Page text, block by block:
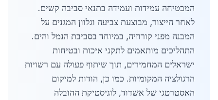
המבטיחה עמידות ועמידה בתנאי סביבה קשים.
לאחר הייצור, מבוצעת צביעה וגלוון המגנים על
המבנה מפני קורוזיה, במיוחד בסביבת הנמל והים.
התהליכים מותאמים לתקני איכות ובטיחות
ישראלים המחמירים, תוך שיתוף פעולה עם רשויות
הרגולציה המקומיות. כמו כן, הודות למיקום
האסטרטגי של אשדוד, לוגיסטיקת ההובלה